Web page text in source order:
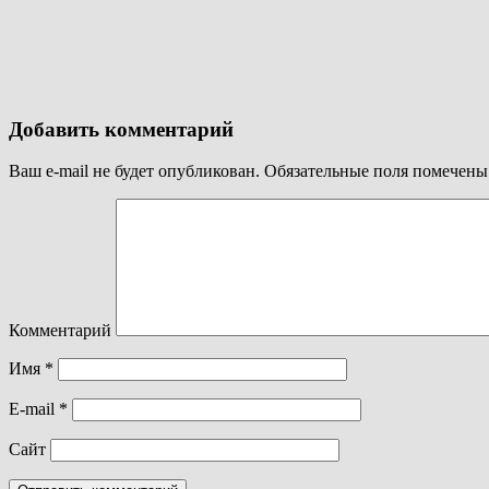
Добавить комментарий
Ваш e-mail не будет опубликован. Обязательные поля
Комментарий
Имя *
E-mail *
Сайт